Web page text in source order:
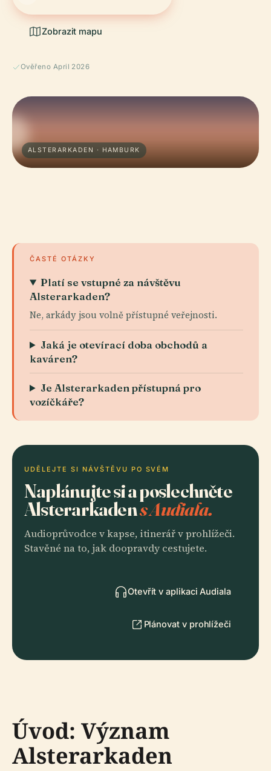
Zobrazit mapu
Ověřeno April 2026
ALSTERARKADEN · HAMBURK
ČASTÉ OTÁZKY
Platí se vstupné za návštěvu
Alsterarkaden?
Ne, arkády jsou volně přístupné veřejnosti.
Jaká je otevírací doba obchodů a
kaváren?
Je Alsterarkaden přístupná pro
vozíčkáře?
UDĚLEJTE SI NÁVŠTĚVU PO SVÉM
Naplánujte si a poslechněte
Alsterarkadens Audiala.
Audioprůvodce v kapse, itinerář v prohlížeči.
Stavěné na to, jak doopravdy cestujete.
Otevřít v aplikaci Audiala
Plánovat v prohlížeči
Úvod: Význam
Alsterarkaden